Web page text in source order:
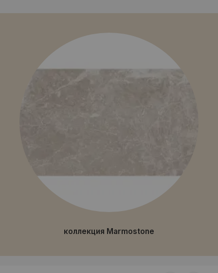
коллекция Marmostone